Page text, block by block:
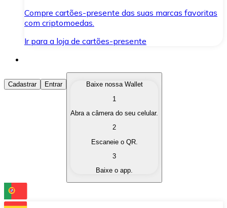
Compre cartões-presente das suas marcas favoritas
com criptomoedas.
Ir para a loja de cartões-presente
Comprar Criptomoedas
Compre as criptomoedas de seu interesse de forma
Converta suas criptomoedas em moeda fiduciária
Troque uma criptomoeda por outra
Cadastrar Entrar
Baixe nossa Wallet
1
Abra a câmera do seu celular.
2
Escaneie o QR.
3
Baixe o app.